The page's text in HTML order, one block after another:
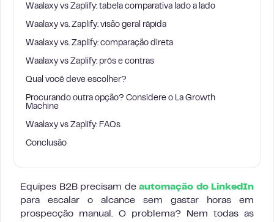
Waalaxy vs Zaplify: tabela comparativa lado a lado
Waalaxy vs. Zaplify: visão geral rápida
Waalaxy vs. Zaplify: comparação direta
Waalaxy vs Zaplify: prós e contras
Qual você deve escolher?
Procurando outra opção? Considere o La Growth
Machine
Waalaxy vs Zaplify: FAQs
Conclusão
Equipes B2B precisam de automação do LinkedIn
para escalar o alcance sem gastar horas em
prospecção manual. O problema? Nem todas as